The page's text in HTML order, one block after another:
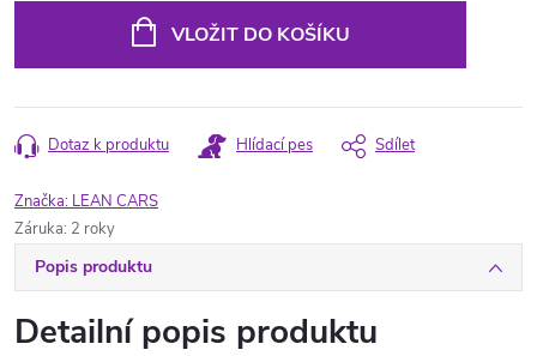
VLOŽIT DO KOŠÍKU
Dotaz k produktu Hlídací pes Sdílet
Značka: LEAN CARS
Záruka: 2 roky
Popis produktu
Detailní popis produktu